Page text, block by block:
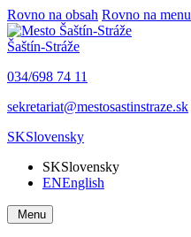
Rovno na obsah Rovno na menu
Šaštín-Stráže
034/698 74 11
sekretariat@mestosastinstraze.sk
SKSlovensky
SKSlovensky
ENEnglish
Menu